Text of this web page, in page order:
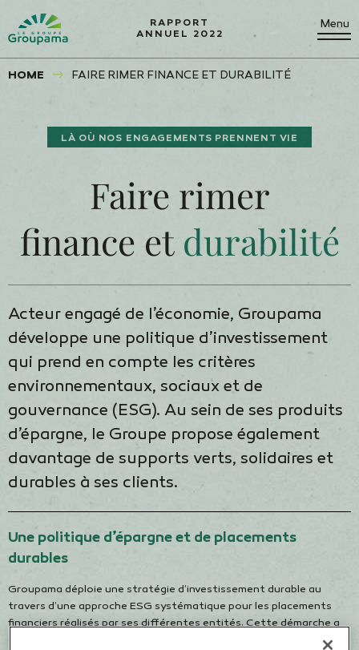
RAPPORT
ANNUEL 2022
Menu
HOME FAIRE RIMER FINANCE ET DURABILITÉ
LÀ OÙ NOS ENGAGEMENTS PRENNENT VIE
Faire rimer
finance et durabilité
Acteur engagé de l’économie, Groupama
développe une politique d’investissement
qui prend en compte les critères
environnementaux, sociaux et de
gouvernance (ESG). Au sein de ses produits
d’épargne, le Groupe propose également
davantage de supports verts, solidaires et
durables à ses clients.
Une politique d’épargne et de placements
durables
Groupama déploie une stratégie d’investissement durable au
travers d’une approche ESG systématique pour les placements
financiers réalisés par ses différentes entités. Cette démarche a
été confortée en 2022 avec la décision de consacrer 1,2 milliard